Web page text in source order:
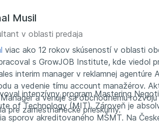
Musil
v oblasti predaja
viac ako 12 rokov skúseností v oblasti
s GrowJOB Institute, kde viedol
interim manager v reklamnej
a vedenie tímu account manažérov.
a venuje sa obchodnému
pre zamestnanecké prieskumy.
intenzívny program Mastering
of Technology (MIT). Zároveň je
sporov akreditovaného MŠMT. Na